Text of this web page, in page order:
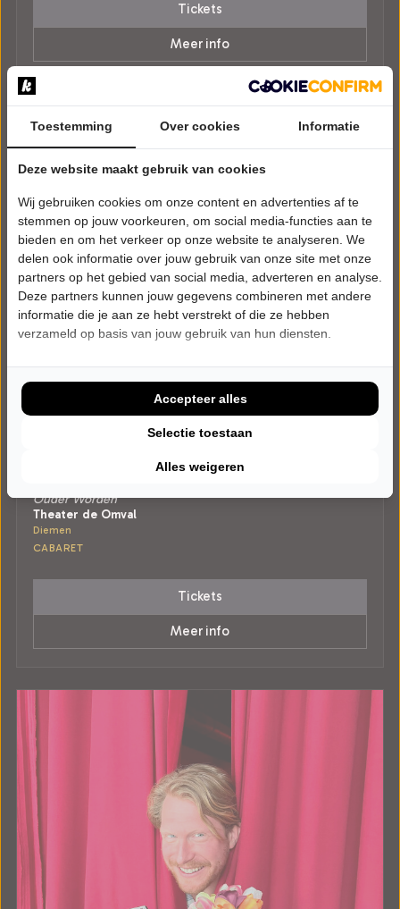
Tickets
Meer info
WOENSDAG 2 DECEMBER 2026 • 20:30 UUR
Barbara Sloesen en Joost Hofman
Ouder Worden
Theater de Omval
Diemen
CABARET
Tickets
Meer info
Toestemming Over cookies Informatie
Deze website maakt gebruik van cookies
Wij gebruiken cookies om onze content en advertenties af te
stemmen op jouw voorkeuren, om social media-functies aan te
bieden en om het verkeer op onze website te analyseren. We
delen ook informatie over jouw gebruik van onze site met onze
partners op het gebied van social media, adverteren en analyse.
Deze partners kunnen jouw gegevens combineren met andere
informatie die je aan ze hebt verstrekt of die ze hebben
verzameld op basis van jouw gebruik van hun diensten.
Alles weigeren
Selectie toestaan
Accepteer alles